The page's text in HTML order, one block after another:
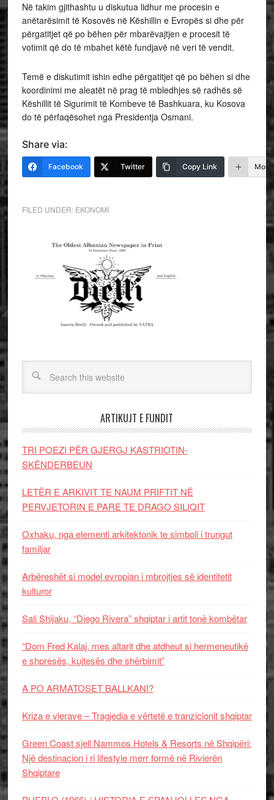
Në takim gjithashtu u diskutua lidhur me procesin e
anëtarësimit të Kosovës në Këshillin e Evropës si dhe për
përgatitjet që po bëhen për mbarëvajtjen e procesit të
votimit që do të mbahet këtë fundjavë në veri të vendit.
Temë e diskutimit ishin edhe përgatitjet që po bëhen si dhe
koordinimi me aleatët në prag të mbledhjes së radhës së
Këshillit të Sigurimit të Kombeve të Bashkuara, ku Kosova
do të përfaqësohet nga Presidentja Osmani.
Share via:
Facebook Twitter Copy Link More
FILED UNDER: EKONOMI
ARTIKUJT E FUNDIT
TRI POEZI PËR GJERGJ KASTRIOTIN-
SKËNDERBEUN
LETËR E ARKIVIT TE NAUM PRIFTIT NË
PERVJETORIN E PARE TE DRAGO SILIQIT
Oxhaku, nga elementi arkitektonik te simboli i trungut
familjar
Arbëreshët si model evropian i mbrojtjes së identitetit
kulturor
Sali Shijaku, “Diego Rivera” shqiptar i artit tonë kombëtar
“Dom Fred Kalaj, mes altarit dhe atdheut si hermeneutikë
e shpresës, kujtesës dhe shërbimit”
A PO ARMATOSET BALLKANI?
Kriza e vlerave – Tragjedia e vërtetë e tranzicionit shqiptar
Green Coast sjell Nammos Hotels & Resorts në Shqipëri:
Një destinacion i ri lifestyle merr formë në Rivierën
Shqiptare